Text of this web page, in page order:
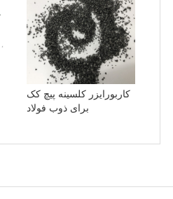
کاربورایزر کلسینه پیچ کک
برای ذوب فولاد